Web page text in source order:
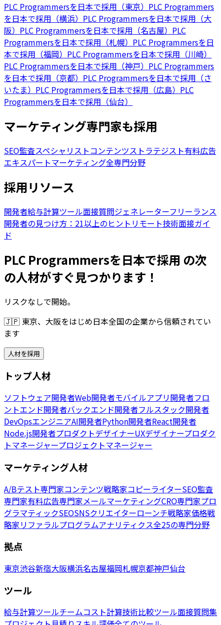
PLC Programmersを日本で採用（東京） PLC Programmers
を日本で採用（横浜） PLC Programmersを日本で採用（大
阪） PLC Programmersを日本で採用（名古屋） PLC
Programmersを日本で採用（札幌） PLC Programmersを日
本で採用（福岡） PLC Programmersを日本で採用（川崎）
PLC Programmersを日本で採用（神戸） PLC Programmers
を日本で採用（京都） PLC Programmersを日本で採用（さ
いたま） PLC Programmersを日本で採用（広島） PLC
Programmersを日本で採用（仙台）
マーケティング専門家も採用
SEO監査スペシャリストコンテンツストラテジスト有料広告
エキスパートマーケティング全専門分野
採用リソース
開発者給与計算ツール面接質問ジェネレーターフリーランス
開発者の見つけ方：21以上のヒント リモート技術面接ガイ
ド
PLC Programmersを日本で採用 の次
の人材がすぐ見つかります！
リスクなしで開始。
🇯🇵 東京、大阪をはじめ日本全国の企業から信頼されてい
ます
人材を採用
トップ人材
ソフトウェア開発者Web開発者モバイルアプリ開発者フロ
ントエンド開発者バックエンド開発者フルスタック開発者
DevOpsエンジニアAI開発者Python開発者React開発者
Node.js開発者プロダクトデザイナーUXデザイナープロダク
トマネージャープロジェクトマネージャー
マーケティング人材
A/Bテスト専門家コンテンツ戦略家コピーライターSEO監査
専門家有料広告専門家メールマーケティングCRO専門家プロ
グラマティックSEOSNSクリエイターローンチ戦略家価格戦
略家リファラルプログラムアナリティクス全25の専門分野
拠点
東京渋谷新宿大阪横浜名古屋福岡札幌京都神戸仙台
ツール
給与計算ツールチームコスト計算技術比較ツール面接質問集